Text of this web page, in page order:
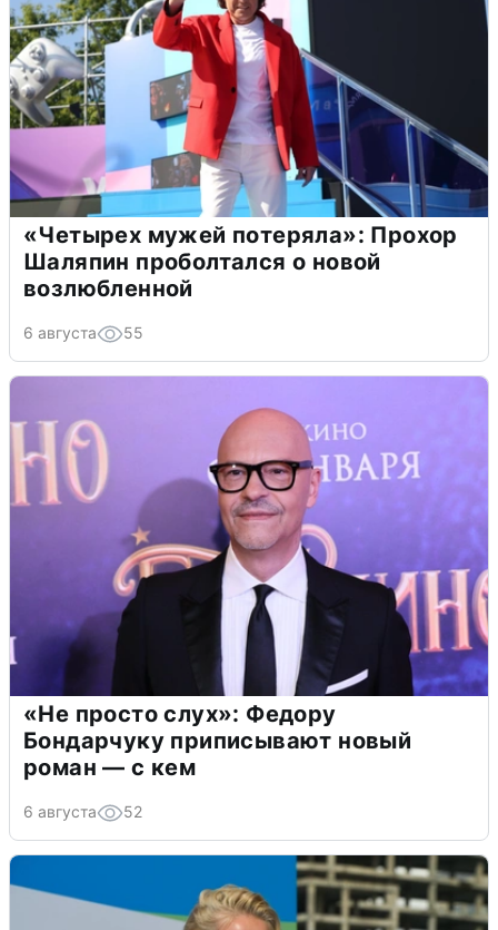
«Четырех мужей потеряла»: Прохор
Шаляпин проболтался о новой
возлюбленной
6 августа 55
«Не просто слух»: Федору
Бондарчуку приписывают новый
роман — с кем
6 августа 52